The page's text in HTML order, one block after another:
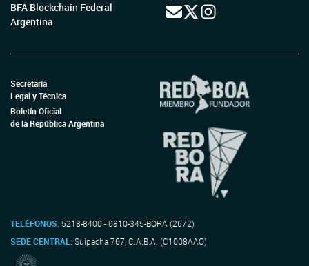
BFA Blockchain Federal
Argentina
Secretaría
Legal y Técnica
Boletín Oficial
de la República Argentina
TELÉFONOS: 5218-8400 - 0810-345-BORA (2672)
SEDE CENTRAL:Suipacha 767, C.A.B.A. (C1008AAO)